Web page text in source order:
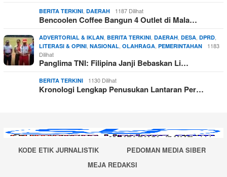
BERITA TERKINI, DAERAH 1187 Dilihat
Bencoolen Coffee Bangun 4 Outlet di Mala…
ADVERTORIAL & IKLAN, BERITA TERKINI, DAERAH, DESA, DPRD,
LITERASI & OPINI, NASIONAL, OLAHRAGA, PEMERINTAHAN
1183
Dilihat
Panglima TNI: Filipina Janji Bebaskan Li…
BERITA TERKINI 1130 Dilihat
Kronologi Lengkap Penusukan Lantaran Per…
KODE ETIK JURNALISTIK
PEDOMAN MEDIA SIBER
MEJA REDAKSI